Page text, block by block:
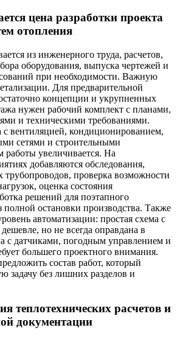
цена разработки проекта
отопления
из инженерного труда, расчетов,
оборудования, выпуска чертежей и
при необходимости. Важную
Для предварительной
концепции и укрупненных
нужен рабочий комплект с планами,
и техническими требованиями.
с вентиляцией, кондиционированием,
сетями и строительными
работы увеличивается. На
добавляются обследования,
проверка возможности
оценка состояния
решений для поэтапного
полной остановки производства. Также
автоматизации: простая схема с
но не всегда оправдана в
с датчиками, погодным управлением и
большего проектного внимания.
состав работ, который
задачу без лишних разделов и
теплотехнических расчетов и
документации